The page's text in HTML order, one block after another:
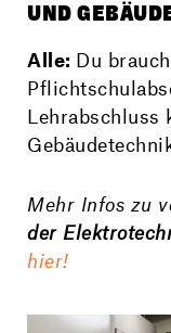
UND
Alle: Du
Lehrabschluss
Mehr Infos zu
der
hier!